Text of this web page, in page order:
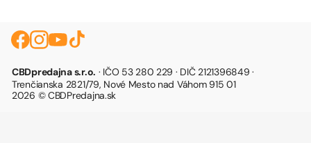
CBDpredajna s.r.o. · IČO 53 280 229 · DIČ 2121396849 ·
Trenčianska 2821/79, Nové Mesto nad Váhom 915 01
2026 © CBDPredajna.sk